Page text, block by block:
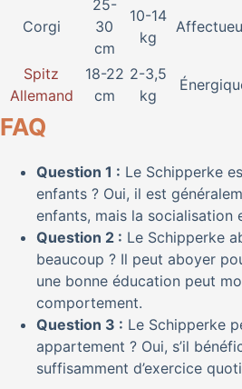
Corgi
25-
30
cm
10-14
kg
Spitz
Allemand
18-22
cm
2-3,5
kg
FAQ
Question 1 : Le Schipperke
enfants ? Oui, il est
enfants, mais la socialisation
Question 2 : Le Schipperke
beaucoup ? Il peut aboyer
une bonne éducation peut
comportement.
Question 3 : Le Schipperke
appartement ? Oui, s’il
suffisamment d’exercice